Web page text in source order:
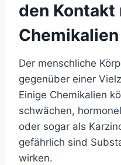
den Kontakt
Chemikalien
Der menschliche
gegenüber einer
Einige Chemikalien
schwächen,
oder sogar als
gefährlich sind
wirken.